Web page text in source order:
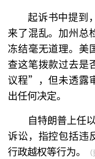
起诉书中提到
来了混乱。加州总
冻结毫无道理。美
查这笔拨款过去
议程”，但未透露
出任何决定。
自特朗普上任
诉讼，指控包括违
行政越权等行为。